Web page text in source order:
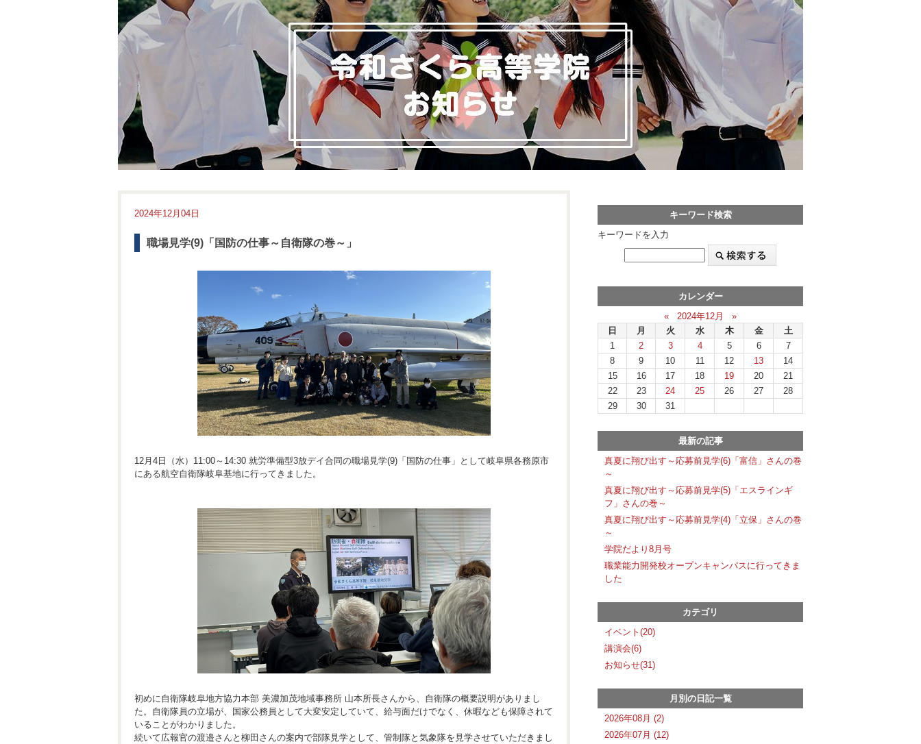
2024年12月04日
職場見学(9)「国防の仕事～自衛隊の巻～」
12月4日（水）11:00～14:30 就労準備型3放デイ合同の職場見学(9)「国防の仕事」として岐阜県各務原市
にある航空自衛隊岐阜基地に行ってきました。
初めに自衛隊岐阜地方協力本部 美濃加茂地域事務所 山本所長さんから、自衛隊の概要説明がありまし
た。自衛隊員の立場が、国家公務員として大変安定していて、給与面だけでなく、休暇なども保障されて
いることがわかりました。
続いて広報官の渡邉さんと柳田さんの案内で部隊見学として、管制隊と気象隊を見学させていただきまし
キーワード検索
キーワードを入力
カレンダー
«
2024年12月
»
日
月 火 水 木 金
土
1
2 3 4 5 6
7
8
9 10 11 12 13
14
15
16 17 18 19 20
21
22
23 24 25 26 27
28
29
30 31
最新の記事
真夏に翔び出す～応募前見学(6)「富信」さんの巻
～
真夏に翔び出す～応募前見学(5)「エスラインギ
フ」さんの巻～
真夏に翔び出す～応募前見学(4)「立保」さんの巻
～
学院だより8月号
職業能力開発校オープンキャンパスに行ってきま
した
カテゴリ
イベント(20)
講演会(6)
お知らせ(31)
月別の日記一覧
2026年08月 (2)
2026年07月 (12)